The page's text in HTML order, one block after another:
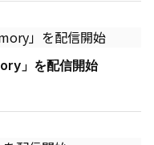
」を配信開始